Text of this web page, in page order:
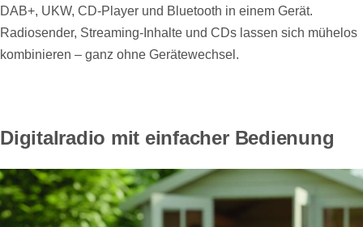
DAB+, UKW, CD-Player und Bluetooth in einem Gerät.
Radiosender, Streaming-Inhalte und CDs lassen sich mühelos
kombinieren – ganz ohne Gerätewechsel.
Digitalradio mit einfacher Bedienung